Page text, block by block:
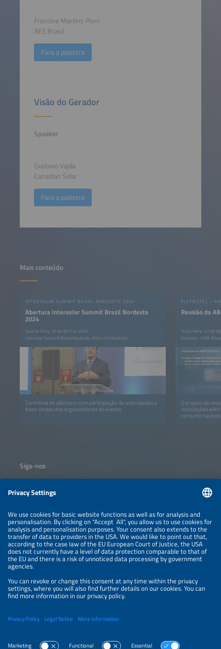
Francine Martins Pisni
AES Brasil
Para a palestra
Visão do Gerador
Speaker
Gustavo Vajda
Canadian Solar
Para a palestra
Mais conteúdo
INTERSOLAR SUMMIT BRASIL NORDESTE 2024
Abertura Intersolar Summit Brazil Nordeste
2024
Quarta-feira, 10 de Abril de 2024
Intersolar Summit Brasil Nordeste 2024 | Conferência
Cerimônia de abertura com participação de autoridades e
boas-vindas dos organizadores do evento
Revisão da
Terça-feira, 27 de
Eletrotec + EM-
O projeto de
Instalações
consulta
Siga-nos
Informações
INFORMAÇÃO LEGAL
CONTATO
ORGANIZADORES
POLÍTICA DE PRIVACIDADE